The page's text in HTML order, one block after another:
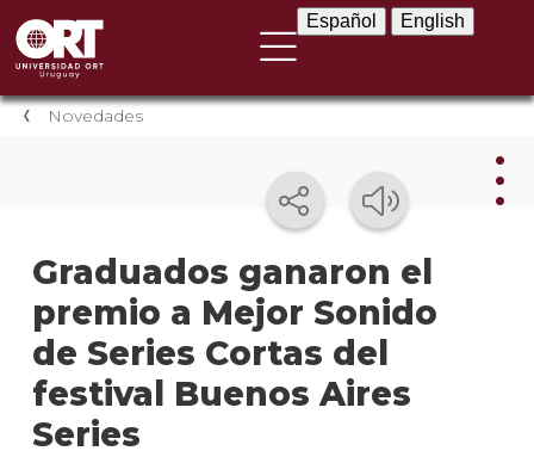
Español English
Novedades
Graduados ganaron el
premio a Mejor Sonido
de Series Cortas del
festival Buenos Aires
Series